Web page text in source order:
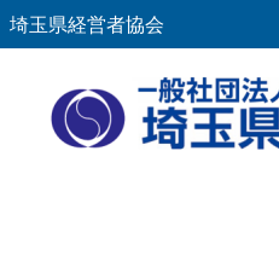
埼玉県経営者協会